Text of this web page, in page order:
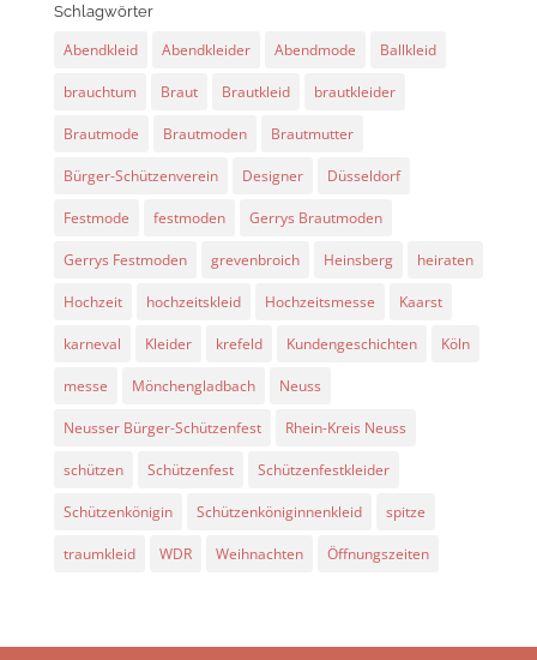
Schlagwörter
Abendkleid Abendkleider Abendmode Ballkleid
brauchtum Braut Brautkleid brautkleider
Brautmode Brautmoden Brautmutter
Bürger-Schützenverein Designer Düsseldorf
Festmode festmoden Gerrys Brautmoden
Gerrys Festmoden grevenbroich Heinsberg heiraten
Hochzeit hochzeitskleid Hochzeitsmesse Kaarst
karneval Kleider krefeld Kundengeschichten Köln
messe Mönchengladbach Neuss
Neusser Bürger-Schützenfest Rhein-Kreis Neuss
schützen Schützenfest Schützenfestkleider
Schützenkönigin Schützenköniginnenkleid spitze
traumkleid WDR Weihnachten Öffnungszeiten